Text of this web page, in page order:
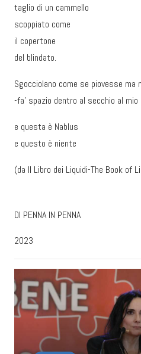
taglio di un cammello
scoppiato come
il copertone
del blindato.
Sgocciolano come se piovesse ma
-fa’ spazio dentro al secchio al mio
e questa è Nablus
e questo è niente
(da Il Libro dei Liquidi-The Book of
DI PENNA IN PENNA
2023